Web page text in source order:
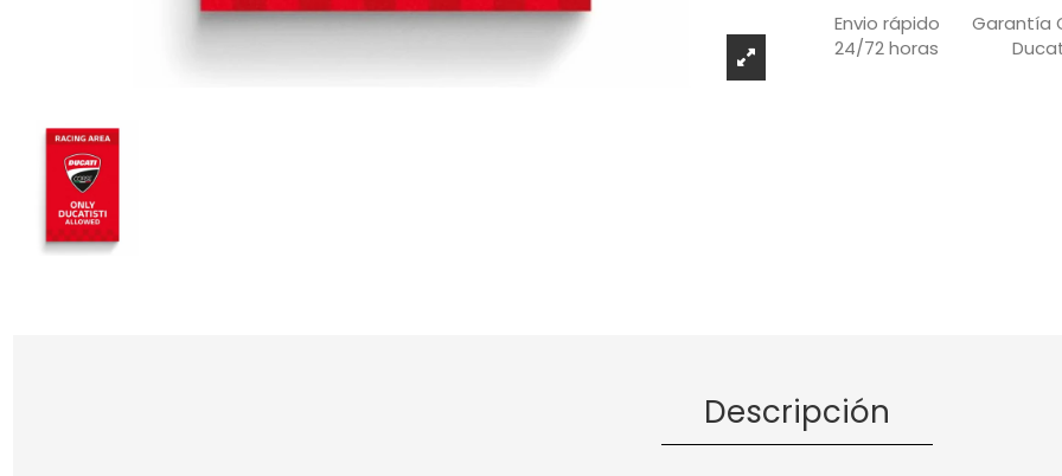
Envio rápido
24/72 horas
Garantía
Descripción